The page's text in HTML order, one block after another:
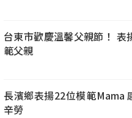
台東市歡慶溫馨父親節！ 表
範父親
長濱鄉表揚22位模範Mama
辛勞